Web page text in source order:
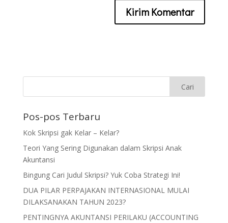
Pos-pos Terbaru
Kok Skripsi gak Kelar – Kelar?
Teori Yang Sering Digunakan dalam Skripsi Anak
Akuntansi
Bingung Cari Judul Skripsi? Yuk Coba Strategi Ini!
DUA PILAR PERPAJAKAN INTERNASIONAL MULAI
DILAKSANAKAN TAHUN 2023?
PENTINGNYA AKUNTANSI PERILAKU (ACCOUNTING